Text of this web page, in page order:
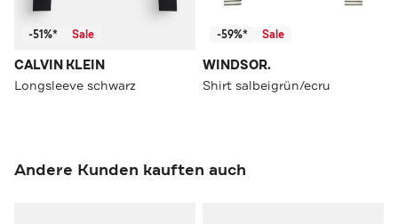
-51%* Sale
CALVIN KLEIN
Longsleeve schwarz
-59%* Sale
WINDSOR.
Shirt salbeigrün/ecru
Andere Kunden kauften auch